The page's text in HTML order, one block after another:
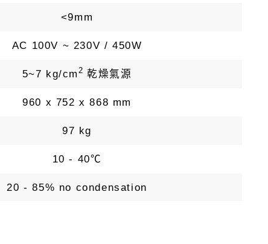
<9mm
AC 100V ~ 230V / 450W
5~7 kg/cm 2乾燥氣源
960 x 752 x 868 mm
97 kg
10 - 40℃
20 - 85% no condensation